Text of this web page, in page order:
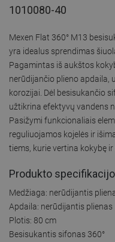
1010080-40
Mexen Flat 360° M13
yra idealus sprendimas
Pagamintas iš aukštos
nerūdijančio plieno apdaila,
korozijai. Dėl besisukančio
užtikrina efektyvų vandens
Pasižymi funkcionaliais
reguliuojamos kojelės ir
tiems, kurie vertina kokybę ir
Produkto
Medžiaga: nerūdijantis
Apdaila: nerūdijantis plienas
Plotis: 80 cm
Besisukantis sifonas 360°